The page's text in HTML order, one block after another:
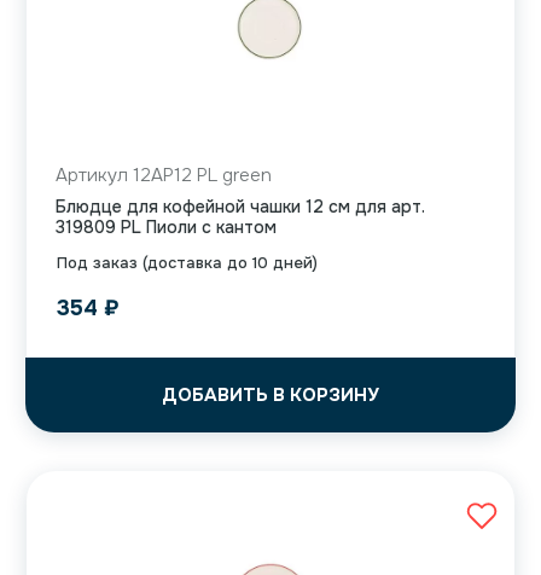
Под заказ (доставка до 10 дней)
Артикул 12AP12 PL green
Блюдце для кофейной чашки 12 см для арт.
319809 PL Пиоли с кантом
354 ₽
ДОБАВИТЬ В КОРЗИНУ